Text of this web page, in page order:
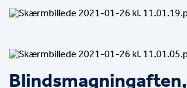
Blindsmagningaften,